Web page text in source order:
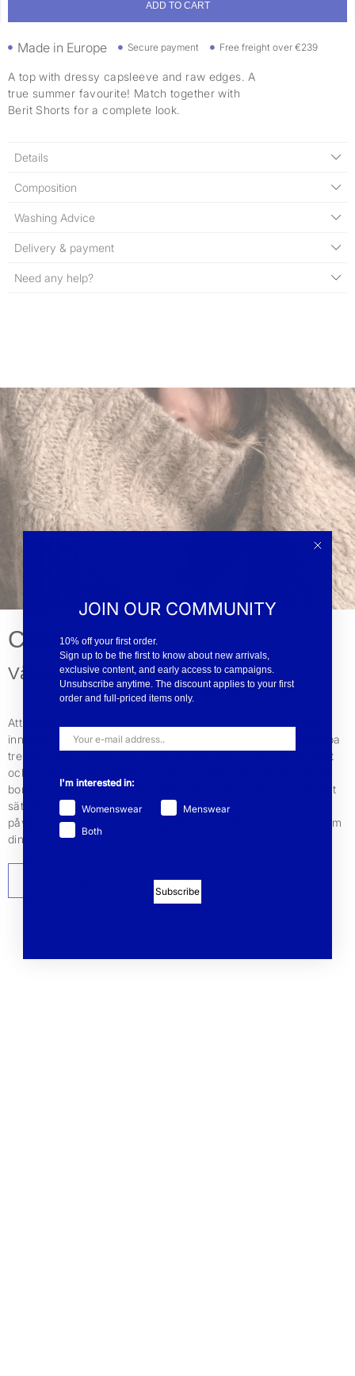
ADD TO CART
Made in Europe Secure payment Free freight over €239
A top with dressy capsleeve and raw edges. A
true summer favourite! Match together with
Berit Shorts for a complete look.
Details
Composition
Washing Advice
Delivery & payment
Need any help?
CARE GUIDE
Vårda dina plagg
Att kläder kan leva länge beror på en rad aspekter. För oss
innebär det att vi designar tidlösa plagg som inte följer snabba
trender. Det innebär också att att våra kläder har hög kvalitet
och är tillverkade i hållbara och naturliga material så som ull,
bomull, mohair och alpacka. Att ta hand om sina plagg på rätt
sätt kan förlänga livslängden med flera år och minska deras
påverkan på miljön. Följ vår guide till hur du bästa tar hand om
dina kläder.
JOIN OUR COMMUNITY
10% off your first order.
Sign up to be the first to know about new arrivals,
exclusive content, and early access to campaigns.
Unsubscribe anytime. The discount applies to your first
order and full-priced items only.
I'm interested in:
Womenswear
Menswear
Both
Subscribe